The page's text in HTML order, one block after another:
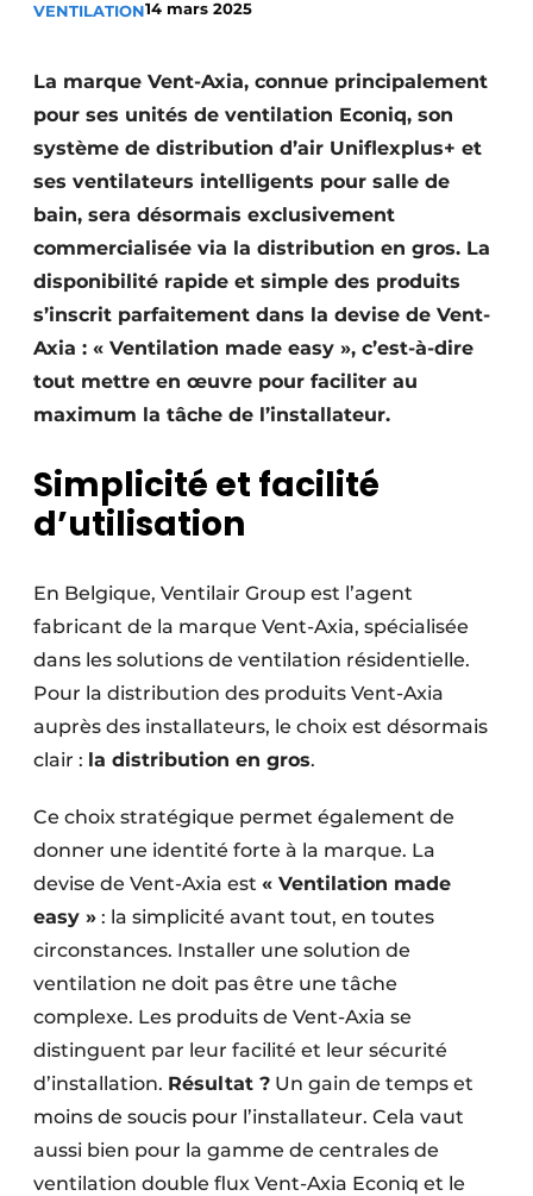
Termes et conditions
Video’s
VENTILATION14 mars 2025
La marque Vent-Axia, connue principalement
pour ses unités de ventilation Econiq, son
système de distribution d’air Uniflexplus+ et
ses ventilateurs intelligents pour salle de
bain, sera désormais exclusivement
commercialisée via la distribution en gros. La
disponibilité rapide et simple des produits
s’inscrit parfaitement dans la devise de Vent-
Axia : « Ventilation made easy », c’est-à-dire
tout mettre en œuvre pour faciliter au
maximum la tâche de l’installateur.
Simplicité et facilité
d’utilisation
En Belgique, Ventilair Group est l’agent
fabricant de la marque Vent-Axia, spécialisée
dans les solutions de ventilation résidentielle.
Pour la distribution des produits Vent-Axia
auprès des installateurs, le choix est désormais
clair : la distribution en gros.
Ce choix stratégique permet également de
donner une identité forte à la marque. La
devise de Vent-Axia est « Ventilation made
easy » : la simplicité avant tout, en toutes
circonstances. Installer une solution de
ventilation ne doit pas être une tâche
complexe. Les produits de Vent-Axia se
distinguent par leur facilité et leur sécurité
d’installation. Résultat ? Un gain de temps et
moins de soucis pour l’installateur. Cela vaut
aussi bien pour la gamme de centrales de
ventilation double flux Vent-Axia Econiq et le